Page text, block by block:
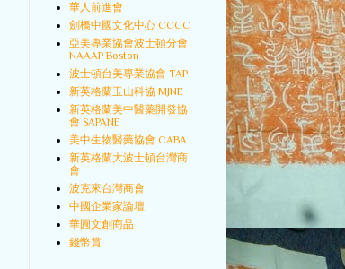
華人前進會
劍橋中國文化中心 CCCC
亞美專業協會波士頓分會
NAAAP Boston
波士頓台美專業協會 TAP
新英格蘭玉山科協 MJNE
新英格蘭美中醫藥開發協
會 SAPANE
美中生物醫藥協會 CABA
新英格蘭大波士頓台灣商
會
波克來台灣商會
中國企業家論壇
華圓文創商品
錢幣賞